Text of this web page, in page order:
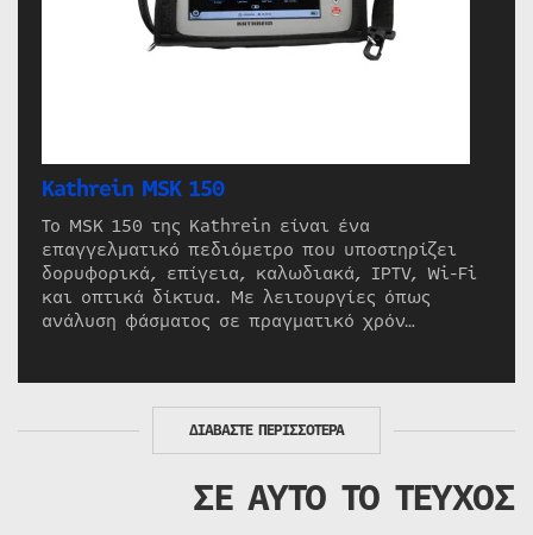
Kathrein MSK 150
Το MSK 150 της Kathrein είναι ένα
επαγγελματικό πεδιόμετρο που υποστηρίζει
δορυφορικά, επίγεια, καλωδιακά, IPTV, Wi-Fi
και οπτικά δίκτυα. Με λειτουργίες όπως
ανάλυση φάσματος σε πραγματικό χρόν…
ΔΙΑΒΑΣΤΕ ΠΕΡΙΣΣΟΤΕΡΑ
ΣΕ ΑΥΤΟ ΤΟ ΤΕΥΧΟΣ